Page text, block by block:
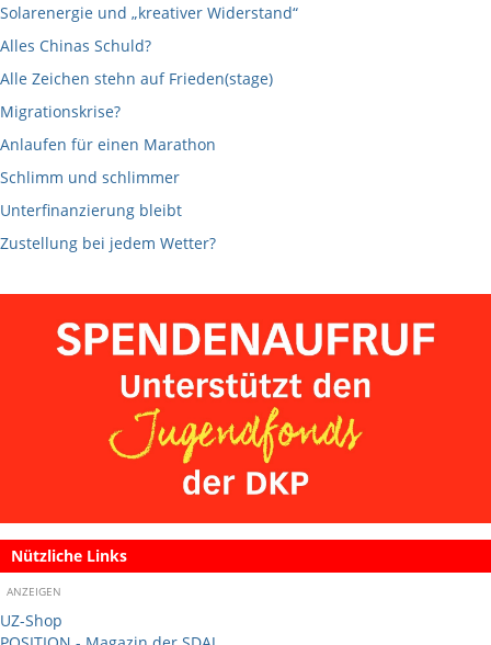
Solarenergie und „kreativer Widerstand“
Alles Chinas Schuld?
Alle Zeichen stehn auf Frieden(stage)
Migrationskrise?
Anlaufen für einen Marathon
Schlimm und schlimmer
Unterfinanzierung bleibt
Zustellung bei jedem Wetter?
Nützliche Links
ANZEIGEN
UZ-Shop